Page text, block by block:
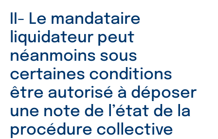
II- Le mandataire
liquidateur peut
néanmoins sous
certaines conditions
être autorisé à déposer
une note de l’état de la
procédure collective